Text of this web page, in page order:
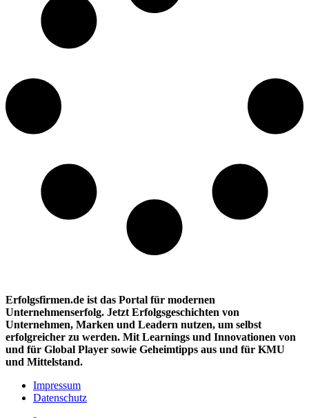
Erfolgsfirmen.de ist das Portal für modernen
Unternehmenserfolg. Jetzt Erfolgsgeschichten von
Unternehmen, Marken und Leadern nutzen, um selbst
erfolgreicher zu werden. Mit Learnings und Innovationen von
und für Global Player sowie Geheimtipps aus und für KMU
und Mittelstand.
Impressum
Datenschutz